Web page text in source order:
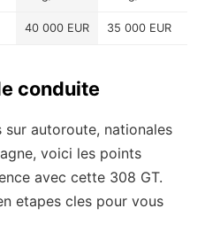
40 000 EUR 35 000 EUR
conduite
autoroute, nationales
voici les points
avec cette 308 GT.
etapes cles pour vous